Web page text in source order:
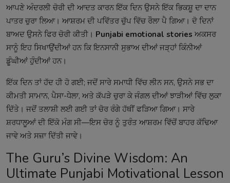
ਆਪਣੇ ਅੰਦਰਲੀ ਚੋਰੀ ਦੀ ਆਦਤ ਕਾਰਨ ਇੱਕ ਦਿਨ ਉਸਨੇ ਇੱਕ ਭਿਕਸ਼ੂ ਦਾ ਦਾਨ
ਪਾਤਰ ਚੁਰਾ ਲਿਆ। ਆਸ਼ਰਮ ਦੀ ਪਵਿੱਤਰ ਚੁੱਪ ਵਿੱਚ ਰੌਲਾ ਪੈ ਗਿਆ। ਦੋ ਦਿਨਾਂ
ਬਾਅਦ ਉਸਨੇ ਫਿਰ ਚੋਰੀ ਕੀਤੀ। Punjabi emotional stories ਅਕਸਰ
ਸਾਨੂੰ ਇਹ ਸਿਖਾਉਂਦੀਆਂ ਹਨ ਕਿ ਇਨਸਾਨੀ ਸੁਭਾਅ ਦੀਆਂ ਜੜ੍ਹਾਂ ਕਿੰਨੀਆਂ
ਡੂੰਘੀਆਂ ਹੁੰਦੀਆਂ ਹਨ।
ਇੱਕ ਦਿਨ ਤਾਂ ਹੱਦ ਹੀ ਹੋ ਗਈ; ਜਦੋਂ ਸਾਰੇ ਸਮਾਧੀ ਵਿੱਚ ਲੀਨ ਸਨ, ਉਸਨੇ ਸਭ ਦਾ
ਕੀਮਤੀ ਸਾਮਾਨ, ਪੈਸਾ-ਧੇਲਾ, ਅਤੇ ਕੱਪੜੇ ਚੁਰਾ ਕੇ ਜੰਗਲ ਦੀਆਂ ਝਾੜੀਆਂ ਵਿੱਚ ਲੁਕਾ
ਦਿੱਤੇ। ਜਦੋਂ ਤਲਾਸ਼ੀ ਲਈ ਗਈ ਤਾਂ ਚੋਰ ਰੰਗੇ ਹੱਥੀਂ ਫੜਿਆ ਗਿਆ। ਸਾਰੇ
ਸ਼ਰਧਾਲੂਆਂ ਦੀ ਇੱਕੋ ਮੰਗ ਸੀ—ਇਸ ਚੋਰ ਨੂੰ ਤੁਰੰਤ ਆਸ਼ਰਮ ਵਿੱਚੋਂ ਬਾਹਰ ਕੱਢਿਆ
ਜਾਵੇ ਅਤੇ ਸਜ਼ਾ ਦਿੱਤੀ ਜਾਵੇ।
The Guru’s Divine Wisdom: An
Ultimate Punjabi Motivational Lesson